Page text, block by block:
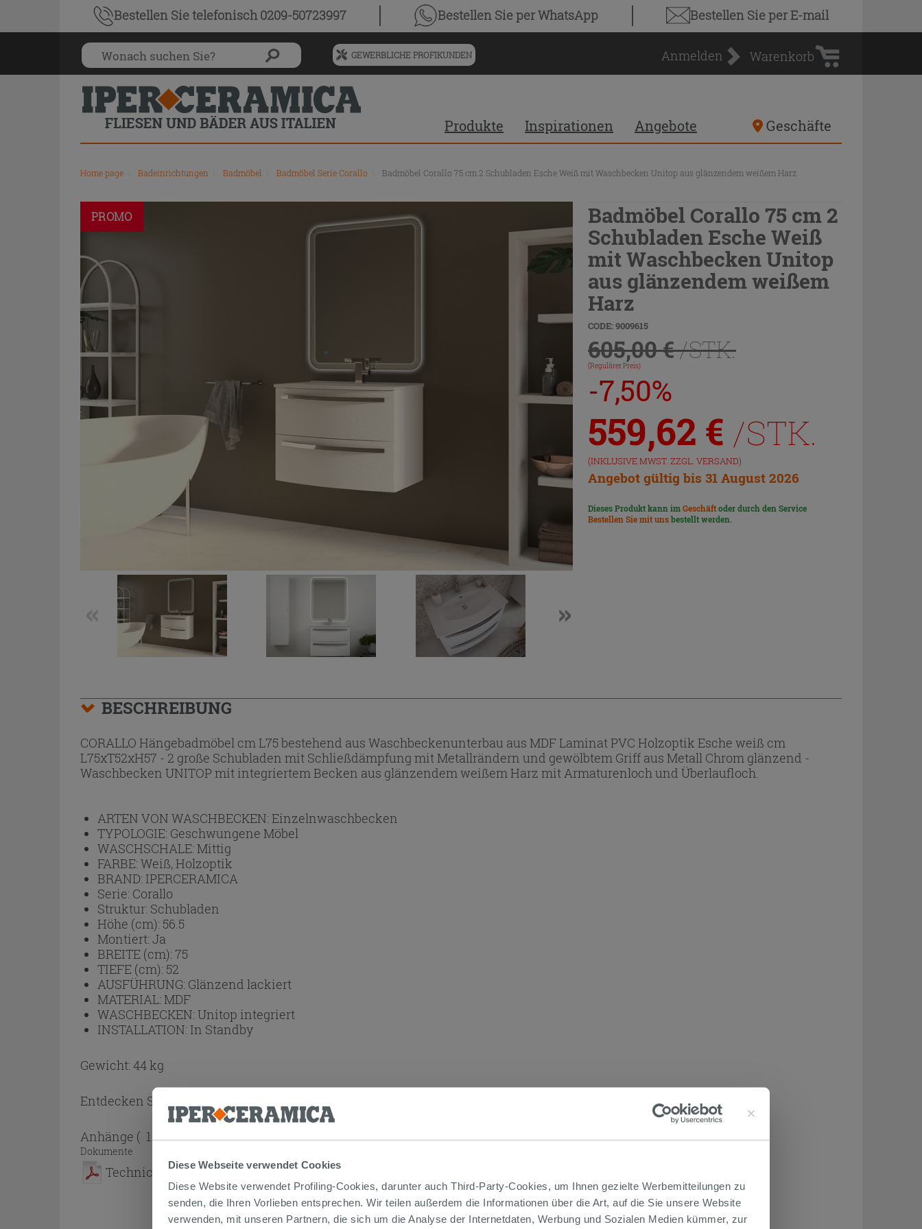
Diese Webseite verwendet Cookies
Diese Website verwendet Profiling-Cookies, darunter auch Third-Party-Cookies, um Ihnen gezielte Werbemitteilungen zu
senden, die Ihren Vorlieben entsprechen. Wir teilen außerdem die Informationen über die Art, auf die Sie unsere Website
verwenden, mit unseren Partnern, die sich um die Analyse der Internetdaten, Werbung und Sozialen Medien kümmer, zur
Bestellen Sietelefonisch 0209-50723997 Bestellen Sieper WhatsApp Bestellen Sieper E-mail
Menü
für
vorgeschlagenen
Siteinhalt
und
Suchprotokoll
GEWERBLICHE PROFIKUNDEN Anmelden
Warenkorb
Warenkorb
Produkte Inspirationen Angebote Geschäfte
Home page Badeinrichtungen Badmöbel Badmöbel Serie Corallo Badmöbel Corallo 75 cm 2 Schubladen Esche Weiß mit Waschbecken Unitop aus glänzendem weißem Harz
PROMO
Badmöbel Corallo 75 cm 2
Schubladen Esche Weiß
mit Waschbecken Unitop
aus glänzendem weißem
Harz
CODE: 9009615
605,00 €/STK.
(Regulärer Preis)
-7,50%
559,62 € /STK.
(INKLUSIVE MWST. ZZGL. VERSAND)
Angebot gültig bis 31 August 2026
Dieses Produkt kann imGeschäftoder durch den Service
Bestellen Sie mit unsbestellt werden.
BESCHREIBUNG
CORALLO Hängebadmöbel cm L75 bestehend aus Waschbeckenunterbau aus MDF Laminat PVC Holzoptik Esche weiß cm
L75xT52xH57 - 2 große Schubladen mit Schließdämpfung mit Metallrändern und gewölbtem Griff aus Metall Chrom glänzend -
Waschbecken UNITOP mit integriertem Becken aus glänzendem weißem Harz mit Armaturenloch und Überlaufloch.
ARTEN VON WASCHBECKEN:Einzelnwaschbecken
TYPOLOGIE: Geschwungene Möbel
WASCHSCHALE:Mittig
FARBE:Weiß, Holzoptik
BRAND: IPERCERAMICA
Serie: Corallo
Struktur: Schubladen
Höhe (cm): 56.5
Montiert:Ja
BREITE (cm):75
TIEFE (cm): 52
AUSFÜHRUNG: Glänzend lackiert
MATERIAL:MDF
WASCHBECKEN:Unitop integriert
INSTALLATION: In Standby
Gewicht: 44 kg
Entdecken Sie die anderen Produkte der Kollektion
Anhänge ( 1 - 1 di 1 )
Dokumente
Technical Sheet